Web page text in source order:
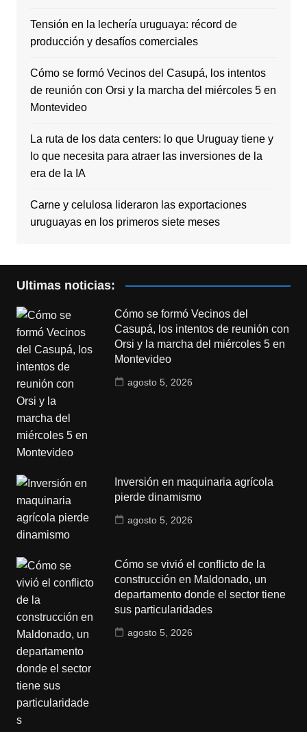
Tensión en la lechería uruguaya: récord de
producción y desafíos comerciales
Cómo se formó Vecinos del Casupá, los intentos
de reunión con Orsi y la marcha del miércoles 5 en
Montevideo
La ruta de los data centers: lo que Uruguay tiene y
lo que necesita para atraer las inversiones de la
era de la IA
Carne y celulosa lideraron las exportaciones
uruguayas en los primeros siete meses
Ultimas noticias:
Cómo se formó Vecinos del
Casupá, los intentos de reunión con
Orsi y la marcha del miércoles 5 en
Montevideo
agosto 5, 2026
Inversión en maquinaria agrícola
pierde dinamismo
agosto 5, 2026
Cómo se vivió el conflicto de la
construcción en Maldonado, un
departamento donde el sector tiene
sus particularidades
agosto 5, 2026